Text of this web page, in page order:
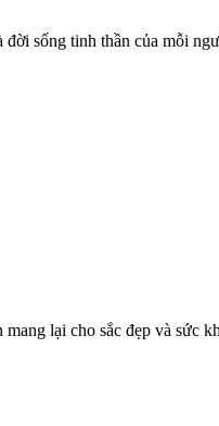
sống tinh thần của mỗi
lại cho sắc đẹp và sức